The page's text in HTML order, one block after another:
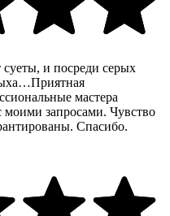
и посреди серых
мастера
моими запросами. Чувство
Спасибо.